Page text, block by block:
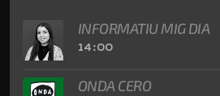
INFORMATIU MIG DIA
14:00
ONDA CERO